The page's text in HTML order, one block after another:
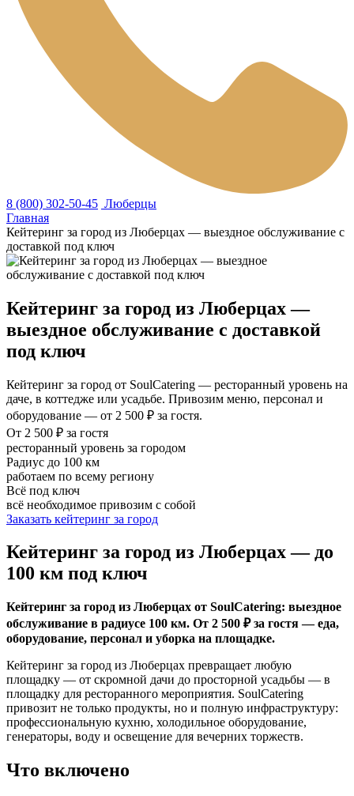
8 (800) 302-50-45 Люберцы
Главная
Кейтеринг за город из Люберцах — выездное обслуживание с
доставкой под ключ
Кейтеринг за город из Люберцах —
выездное обслуживание с доставкой
под ключ
Кейтеринг за город от SoulCatering — ресторанный уровень на
даче, в коттедже или усадьбе. Привозим меню, персонал и
оборудование — от 2 500 ₽ за гостя.
От 2 500 ₽ за гостя
ресторанный уровень за городом
Радиус до 100 км
работаем по всему региону
Всё под ключ
всё необходимое привозим с собой
Заказать кейтеринг за город
Кейтеринг за город из Люберцах — до
100 км под ключ
Кейтеринг за город из Люберцах от SoulCatering: выездное
обслуживание в радиусе 100 км. От 2 500 ₽ за гостя — еда,
оборудование, персонал и уборка на площадке.
Кейтеринг за город из Люберцах превращает любую
площадку — от скромной дачи до просторной усадьбы — в
площадку для ресторанного мероприятия. SoulCatering
привозит не только продукты, но и полную инфраструктуру:
профессиональную кухню, холодильное оборудование,
генераторы, воду и освещение для вечерних торжеств.
Что включено